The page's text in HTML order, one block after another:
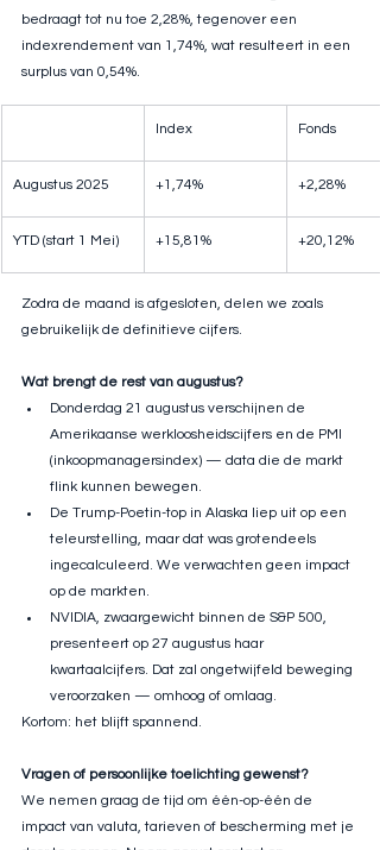
bedraagt tot nu toe 2,28%, tegenover een
indexrendement van 1,74%, wat resulteert in een
surplus van 0,54%.
Index Fonds
Augustus 2025 +1,74% +2,28%
YTD (start 1 Mei) +15,81% +20,12%
Zodra de maand is afgesloten, delen we zoals
gebruikelijk de definitieve cijfers.
Wat brengt de rest van augustus?
Donderdag 21 augustus verschijnen de
Amerikaanse werkloosheidscijfers en de PMI
(inkoopmanagersindex) — data die de markt
flink kunnen bewegen.
De Trump-Poetin-top in Alaska liep uit op een
teleurstelling, maar dat was grotendeels
ingecalculeerd. We verwachten geen impact
op de markten.
NVIDIA, zwaargewicht binnen de S&P 500,
presenteert op 27 augustus haar
kwartaalcijfers. Dat zal ongetwijfeld beweging
veroorzaken — omhoog of omlaag.
Kortom: het blijft spannend.
Vragen of persoonlijke toelichting gewenst?
We nemen graag de tijd om één-op-één de
impact van valuta, tarieven of bescherming met je